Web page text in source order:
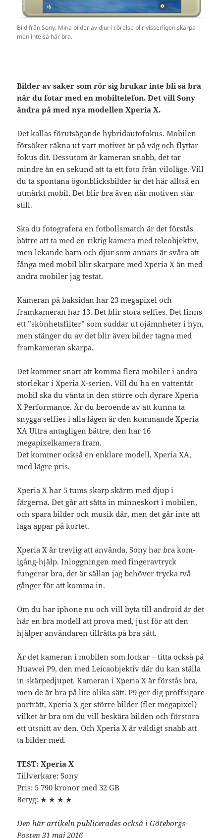
Bild från Sony. Mina bilder av djur i rörelse blir visserligen skarpa
men inte så här bra.
Bilder av saker som rör sig brukar inte bli så bra
när du fotar med en mobiltelefon. Det vill Sony
ändra på med nya modellen Xperia X.
Det kallas förutsägande hybridautofokus. Mobilen
försöker räkna ut vart motivet är på väg och flyttar
fokus dit. Dessutom är kameran snabb, det tar
mindre än en sekund att ta ett foto från viloläge. Vill
du ta spontana ögonblicksbilder är det här alltså en
utmärkt mobil. Det blir bra även när motiven står
still.
Ska du fotografera en fotbollsmatch är det förstås
bättre att ta med en riktig kamera med teleobjektiv,
men lekande barn och djur som annars är svåra att
fånga med mobil blir skarpare med Xperia X än med
andra mobiler jag testat.
Kameran på baksidan har 23 megapixel och
framkameran har 13. Det blir stora selfies. Det finns
ett ”skönhetsfilter” som suddar ut ojämnheter i hyn,
men stänger du av det blir även bilder tagna med
framkameran skarpa.
Det kommer snart att komma flera mobiler i andra
storlekar i Xperia X-serien. Vill du ha en vattentät
mobil ska du vänta in den större och dyrare Xperia
X Performance. Är du beroende av att kunna ta
snygga selfies i alla lägen är den kommande Xperia
XA Ultra antagligen bättre, den har 16
megapixelkamera fram.
Det kommer också en enklare modell, Xperia XA,
med lägre pris.
Xperia X har 5 tums skarp skärm med djup i
färgerna. Det går att sätta in minneskort i mobilen,
och spara bilder och musik där, men det går inte att
laga appar på kortet.
Xperia X är trevlig att använda, Sony har bra kom-
igång-hjälp. Inloggningen med fingeravtryck
fungerar bra, det är sällan jag behöver trycka två
gånger för att komma in.
Om du har iphone nu och vill byta till android är det
här en bra modell att prova med, just för att den
hjälper användaren tillrätta på bra sätt.
Är det kameran i mobilen som lockar – titta också på
Huawei P9, den med Leicaobjektiv där du kan ställa
in skärpedjupet. Kameran i Xperia X är förstås bra,
men de är bra på lite olika sätt. P9 ger dig proffsigare
porträtt, Xperia X ger större bilder (fler megapixel)
vilket är bra om du vill beskära bilden och förstora
ett utsnitt av den. Och Xperia X är väldigt snabb att
ta bilder med.
TEST: Xperia X
Tillverkare: Sony
Pris: 5 790 kronor med 32 GB
Betyg: ★ ★ ★ ★
Den här artikeln publicerades också i Göteborgs-
Posten 31 maj 2016